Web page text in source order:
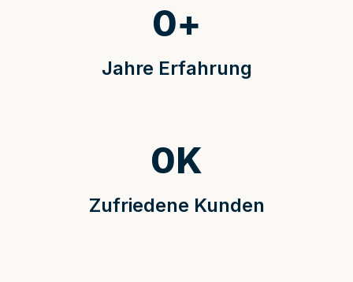
Jahre Erfahrung
0+
Zufriedene Kunden
0K